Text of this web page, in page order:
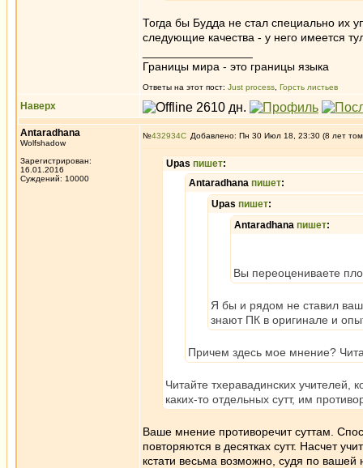
Тогда бы Будда не стал специально их
следующие качества - у него имеется
Границы мира - это границы языка
Ответы на этот пост: Just process Горсть листьев
Наверх
Antaradhana
Wolfshadow
Зарегистрирован:
16.01.2016
Суждений: 10000
№432934 Добавлено: Пн 30 Июл 18, 23:30 (8 лет
Upas пишет:
Antaradhana пишет:
Upas пишет:
Antaradhana пишет:
Вы переоцениваете
Я бы и рядом не ставил
знают ПК в оригинале и
Причем здесь мое мнение?
Читайте тхеравадинских
каких-то отдельных сутт, им
Ваше мнение противоречит суттам.
повторяются в десятках сутт. Насчет
кстати весьма возможно, судя по